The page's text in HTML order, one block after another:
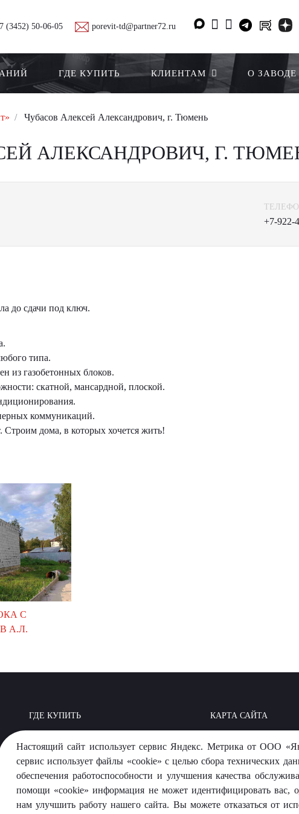
(3452) 50-06-05 porevit-td@partner72.ru
ГДЕ КУПИТЬ КЛИЕНТАМ О ЗАВОДЕ
Чубасов Алексей Александрович, г. Тюмень
АЛЕКСАНДРОВИЧ, Г.
+7-922-
до сдачи под ключ.
типа.
из газобетонных блоков.
скатной, мансардной, плоской.
коммуникаций.
Строим дома, в которых хочется жить!
С
А.Л.
ГДЕ КУПИТЬ
ВОПРОС-ОТВЕТ
КАРТА САЙТА
Настоящий сайт использует сервис Яндекс. Метрика от ООО
сервис использует файлы «cookie» с целью сбора технических
обеспечения работоспособности и улучшения качества
помощи «cookie» информация не может идентифицировать вас,
нам улучшить работу нашего сайта. Вы можете отказаться от